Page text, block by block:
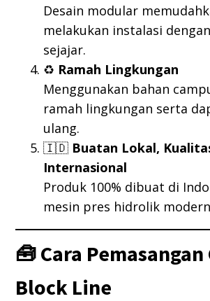
Desain modular
melakukan instalasi
sejajar.
♻️ Ramah Lingkungan
Menggunakan bahan
ramah lingkungan serta
ulang.
🇮🇩 Buatan Lokal,
Internasional
Produk 100% dibuat di
mesin pres hidrolik
🧰 Cara
Block Line